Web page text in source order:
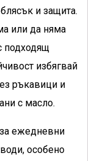
и защита.
или да няма
подходящ
избягвай
ръкавици и
с масло.
за ежедневни
особено